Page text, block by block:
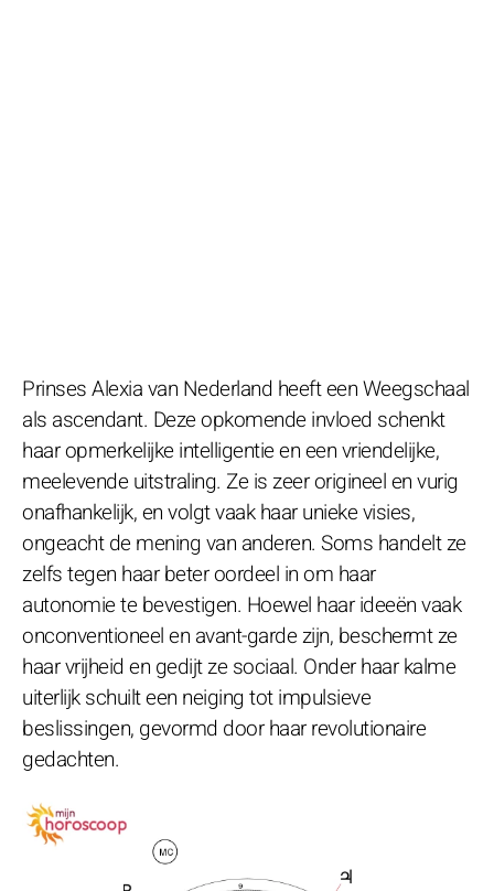
Prinses Alexia van Nederland heeft een Weegschaal
als ascendant. Deze opkomende invloed schenkt
haar opmerkelijke intelligentie en een vriendelijke,
meelevende uitstraling. Ze is zeer origineel en vurig
onafhankelijk, en volgt vaak haar unieke visies,
ongeacht de mening van anderen. Soms handelt ze
zelfs tegen haar beter oordeel in om haar
autonomie te bevestigen. Hoewel haar ideeën vaak
onconventioneel en avant-garde zijn, beschermt ze
haar vrijheid en gedijt ze sociaal. Onder haar kalme
uiterlijk schuilt een neiging tot impulsieve
beslissingen, gevormd door haar revolutionaire
gedachten.